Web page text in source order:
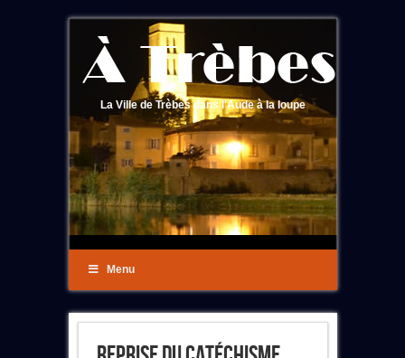
La Ville de Trèbes dans l'Aude à la loupe
Menu